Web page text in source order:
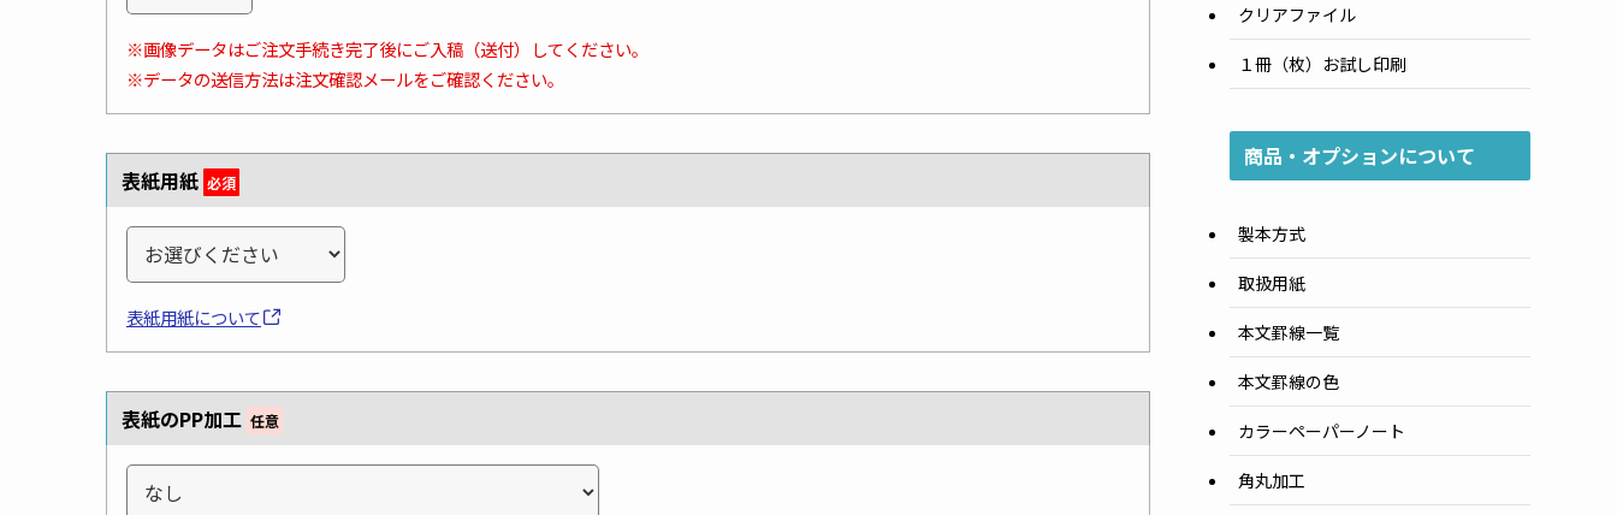
※画像データはご注文手続き完了後にご入稿（送付）してください。
※データの送信方法は注文確認メールをご確認ください。
表紙用紙 必須
表紙用紙について
表紙のPP加工 任意
クリアファイル
１冊（枚）お試し印刷
商品・オプションについて
製本方式
取扱用紙
本文罫線一覧
本文罫線の色
カラーペーパーノート
角丸加工